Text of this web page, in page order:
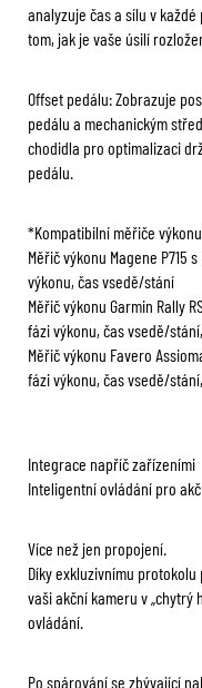
analyzuje čas a sílu v
tom, jak je vaše úsilí
Offset pedálu: Zobrazuje
pedálu a mechanickým
chodidla pro optimalizaci
pedálu.
*Kompatibilní měřiče
Měřič výkonu Magene P715
výkonu, čas vsedě/stání
Měřič výkonu Garmin Rally
fázi výkonu, čas vsedě/
Měřič výkonu Favero
fázi výkonu, čas vsedě/
Integrace napříč zařízeními
Inteligentní ovládání pro
Více než jen propojení.
Díky exkluzivnímu protokolu
vaši akční kameru v „chytrý
ovládání.
Po spárování se zbývající